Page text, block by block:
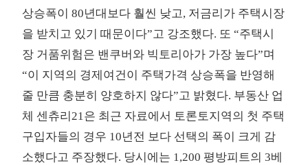
상승폭이 80년대보다 훨씬 낮고, 저금리가 주택시장
을 받치고 있기 때문이다”고 강조했다. 또 “주택시
장 거품위험은 밴쿠버와 빅토리아가 가장 높다”며
“이 지역의 경제여건이 주택가격 상승폭을 반영해
줄 만큼 충분히 양호하지 않다”고 밝혔다. 부동산 업
체 센츄리21은 최근 자료에서 토론토지역의 첫 주택
구입자들의 경우 10년전 보다 선택의 폭이 크게 감
소했다고 주장했다. 당시에는 1,200 평방피트의 3베